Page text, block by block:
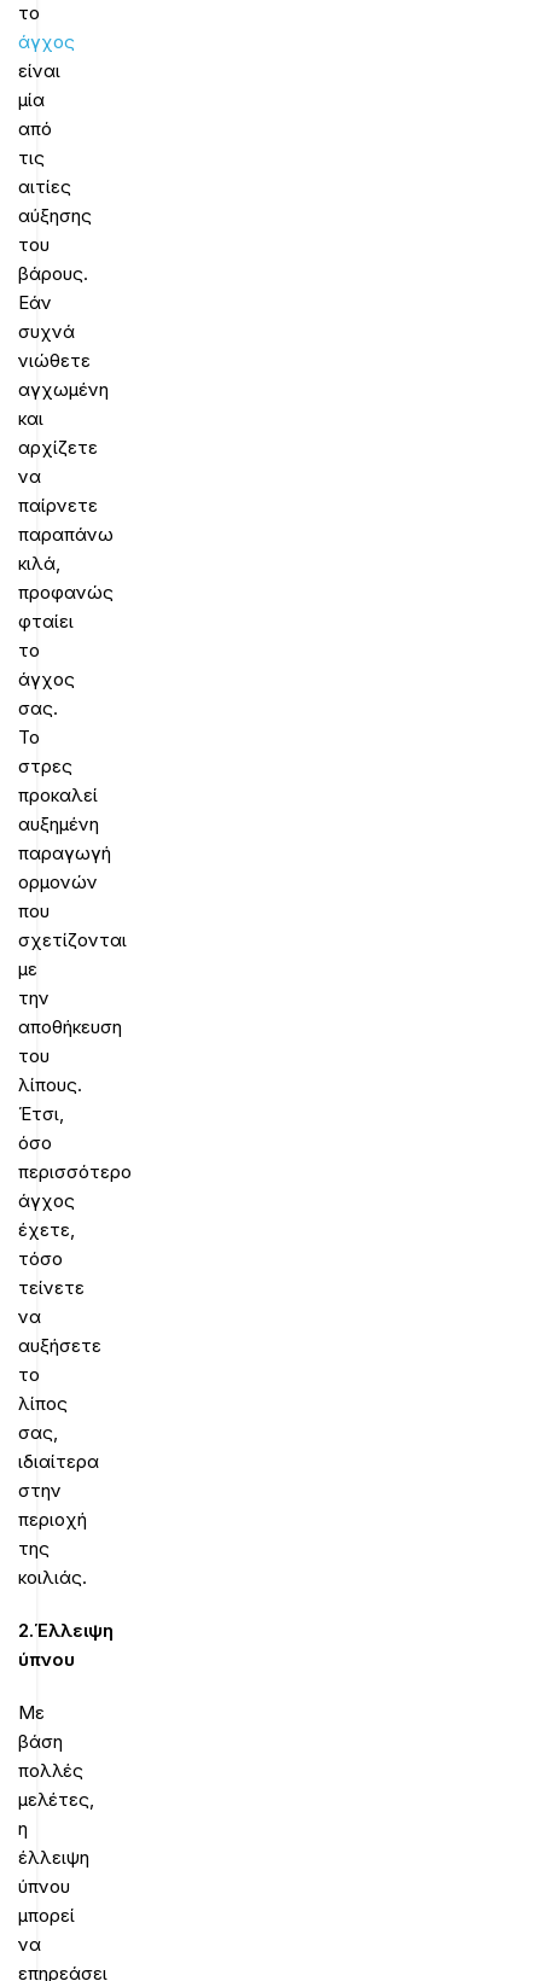
το
άγχος
είναι
μία
από
τις
αιτίες
αύξησης
του
βάρους.
Εάν
συχνά
νιώθετε
αγχωμένη
και
αρχίζετε
να
παίρνετε
παραπάνω
κιλά,
προφανώς
φταίει
το
άγχος
σας.
Το
στρες
προκαλεί
αυξημένη
παραγωγή
ορμονών
που
σχετίζονται
με
την
αποθήκευση
του
λίπους.
Έτσι,
όσο
περισσότερο
άγχος
έχετε,
τόσο
τείνετε
να
αυξήσετε
το
λίπος
σας,
ιδιαίτερα
στην
περιοχή
της
κοιλιάς.
2.Έλλειψη
ύπνου
Με
βάση
πολλές
μελέτες,
η
έλλειψη
ύπνου
μπορεί
να
επηρεάσει